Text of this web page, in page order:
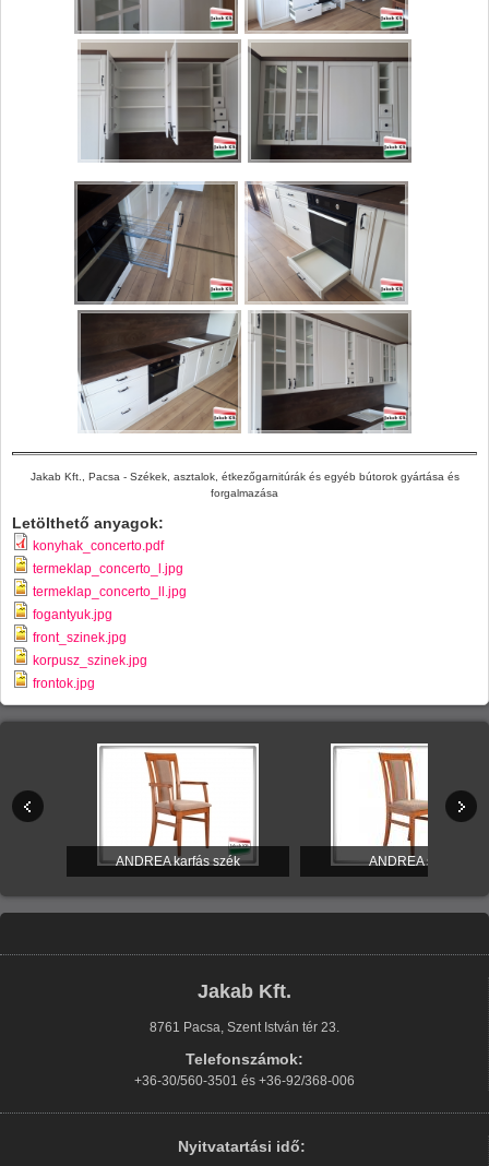
Jakab Kft., Pacsa - Székek, asztalok, étkezőgarnitúrák és egyéb bútorok gyártása és
forgalmazása
Letölthető anyagok:
konyhak_concerto.pdf
termeklap_concerto_l.jpg
termeklap_concerto_ll.jpg
fogantyuk.jpg
front_szinek.jpg
korpusz_szinek.jpg
frontok.jpg
ANDREA karfás szék ANDREA szék
Jakab Kft.
8761 Pacsa, Szent István tér 23.
Telefonszámok:
+36-30/560-3501 és +36-92/368-006
Nyitvatartási idő: